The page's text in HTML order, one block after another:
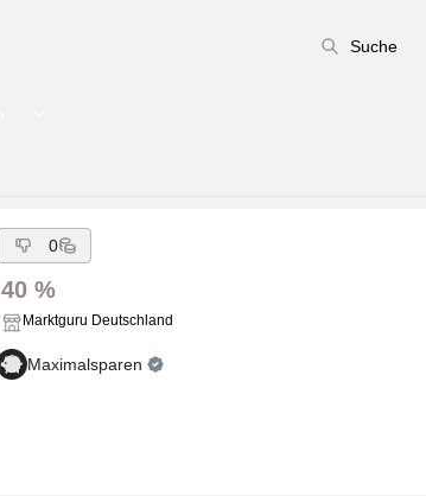
0
40 %
Marktguru Deutschland
Maximalsparen